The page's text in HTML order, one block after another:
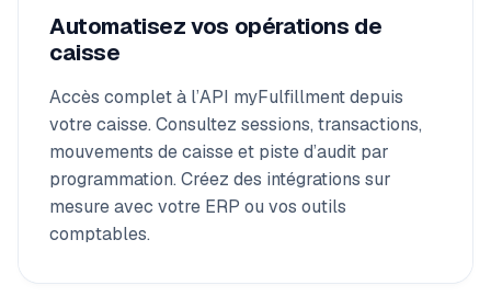
Automatisez vos opérations de
caisse
Accès complet à l’API myFulfillment depuis
votre caisse. Consultez sessions, transactions,
mouvements de caisse et piste d’audit par
programmation. Créez des intégrations sur
mesure avec votre ERP ou vos outils
comptables.